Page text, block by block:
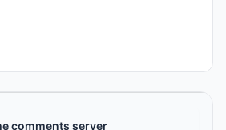
comments server